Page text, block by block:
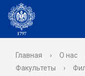
Главная › О нас
Факультеты
›